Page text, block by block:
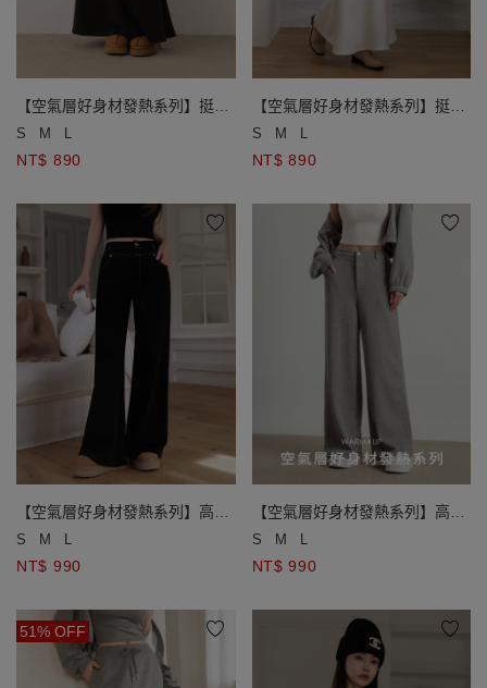
【空氣層好身材發熱系列】挺版
魚尾長裙
S M L
NT$ 890
【空氣層好身材發熱系列】挺版
魚尾長裙
S M L
NT$ 890
【空氣層好身材發熱系列】高腰
車線拼接直筒長褲
S M L
NT$ 990
【空氣層好身材發熱系列】高腰
車線拼接直筒長褲
S M L
NT$ 990
51% OFF